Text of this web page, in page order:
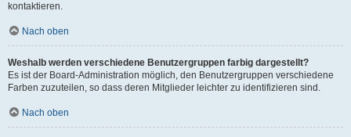
kontaktieren.
Nach oben
Weshalb werden verschiedene Benutzergruppen farbig dargestellt?
Es ist der Board-Administration möglich, den Benutzergruppen verschiedene
Farben zuzuteilen, so dass deren Mitglieder leichter zu identifizieren sind.
Nach oben